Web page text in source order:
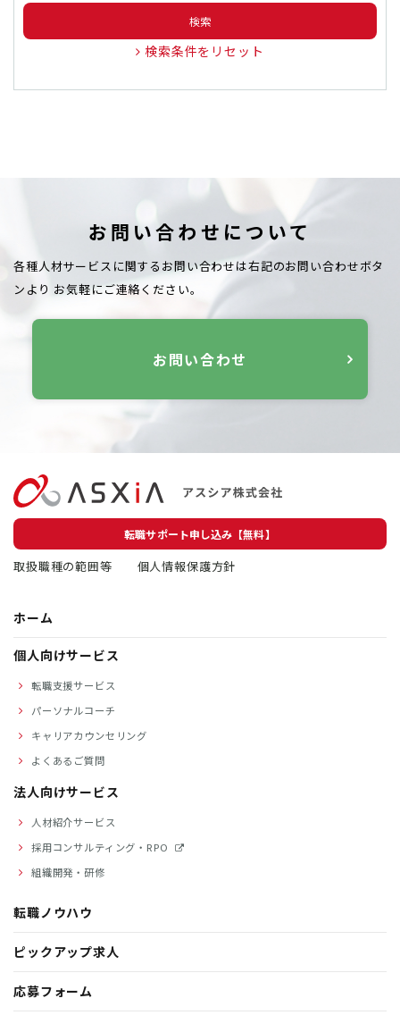
検索
検索条件をリセット
お問い合わせについて
各種人材サービスに関するお問い合わせは右記のお問い合わせボタ
ンより お気軽にご連絡ください。
お問い合わせ
転職サポート申し込み【無料】
取扱職種の範囲等 個人情報保護方針
ホーム
個人向けサービス
転職支援サービス
パーソナルコーチ
キャリアカウンセリング
よくあるご質問
法人向けサービス
人材紹介サービス
採用コンサルティング・RPO
組織開発・研修
転職ノウハウ
ピックアップ求人
応募フォーム